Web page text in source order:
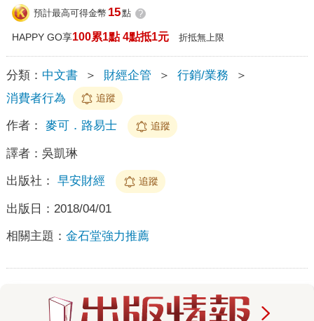
預計最高可得金幣 15點 ?
HAPPY GO享100累1點 4點抵1元 折抵無上限
分類： 中文書 ＞ 財經企管 ＞ 行銷/業務
＞
消費者行為
追蹤
作者： 麥可．路易士 追蹤
譯者： 吳凱琳
出版社： 早安財經 追蹤
出版日： 2018/04/01
相關主題： 金石堂強力推薦